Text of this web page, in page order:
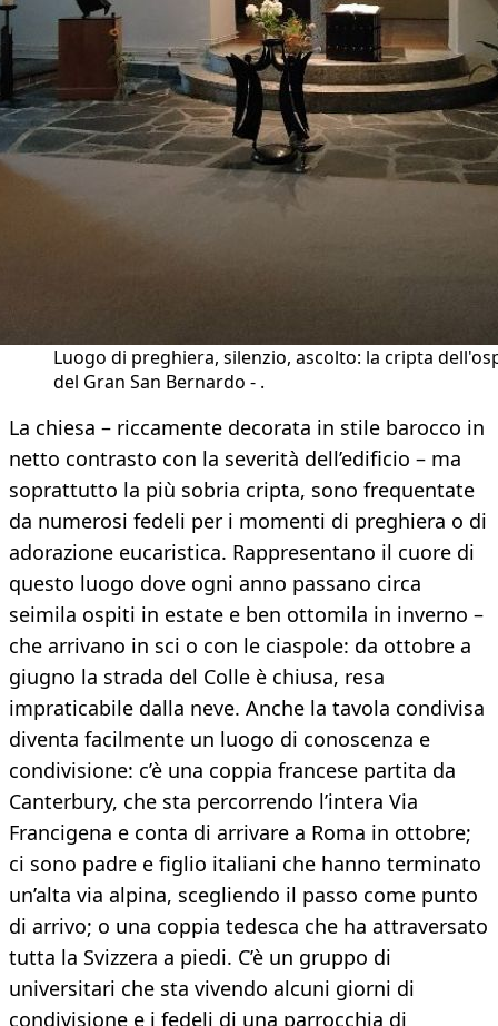
Luogo di preghiera, silenzio, ascolto: la cripta
del Gran San Bernardo - .
La chiesa – riccamente decorata in stile barocco in
netto contrasto con la severità dell’edificio – ma
soprattutto la più sobria cripta, sono frequentate
da numerosi fedeli per i momenti di preghiera o di
adorazione eucaristica. Rappresentano il cuore di
questo luogo dove ogni anno passano circa
seimila ospiti in estate e ben ottomila in inverno –
che arrivano in sci o con le ciaspole: da ottobre a
giugno la strada del Colle è chiusa, resa
impraticabile dalla neve. Anche la tavola condivisa
diventa facilmente un luogo di conoscenza e
condivisione: c’è una coppia francese partita da
Canterbury, che sta percorrendo l’intera Via
Francigena e conta di arrivare a Roma in ottobre;
ci sono padre e figlio italiani che hanno terminato
un’alta via alpina, scegliendo il passo come punto
di arrivo; o una coppia tedesca che ha attraversato
tutta la Svizzera a piedi. C’è un gruppo di
universitari che sta vivendo alcuni giorni di
condivisione e i fedeli di una parrocchia di